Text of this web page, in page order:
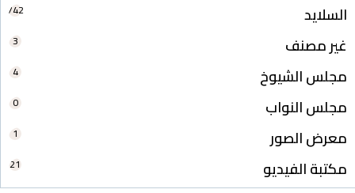
السلايد 742
غير مصنف 3
مجلس الشيوخ 4
مجلس النواب 0
معرض الصور 1
مكتبة الفيديو 21